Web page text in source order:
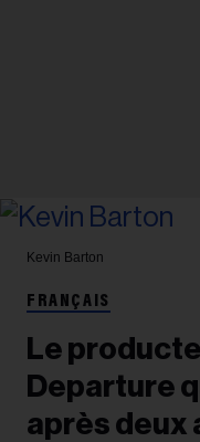
Kevin Barton
FRANÇAIS
Le
Departure
après deux